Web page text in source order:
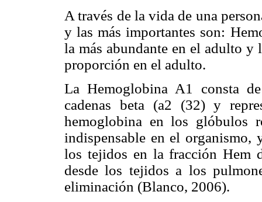
A través de la vida de una
y las más importantes son:
la más abundante en el adulto
proporción en el adulto.
La Hemoglobina A1 consta
cadenas beta (a2 (32) y
hemoglobina en los glóbulos
indispensable en el organismo,
los tejidos en la fracción Hem
desde los tejidos a los
eliminación (Blanco, 2006).